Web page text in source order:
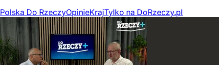
Polska Do RzeczyOpinieKrajTylko na DoRzeczy.pl